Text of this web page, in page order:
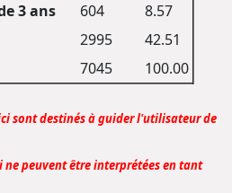
3 ans
604
8.57
2995
42.51
7045 100.00
sont destinés à guider l'utilisateur de
peuvent être interprétées en tant